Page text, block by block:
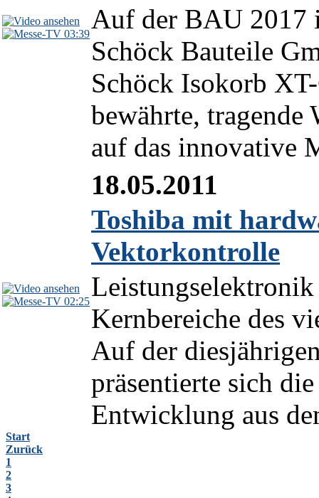
03:39Auf der BAU 2017
Schöck Bauteile
Schöck Isokorb
bewährte,
auf das innovative
02:25
18.05.2011
Toshiba mit
Vektorkontrolle
Kernbereiche des
Auf der
präsentierte sich
Entwicklung aus
Start
Zurück
1
2
3